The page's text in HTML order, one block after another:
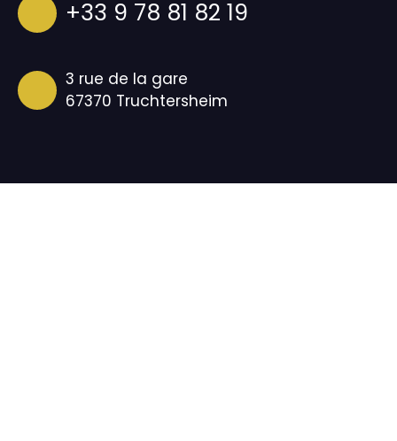
+33 9 78 81 82 19
3 rue de la gare
67370 Truchtersheim